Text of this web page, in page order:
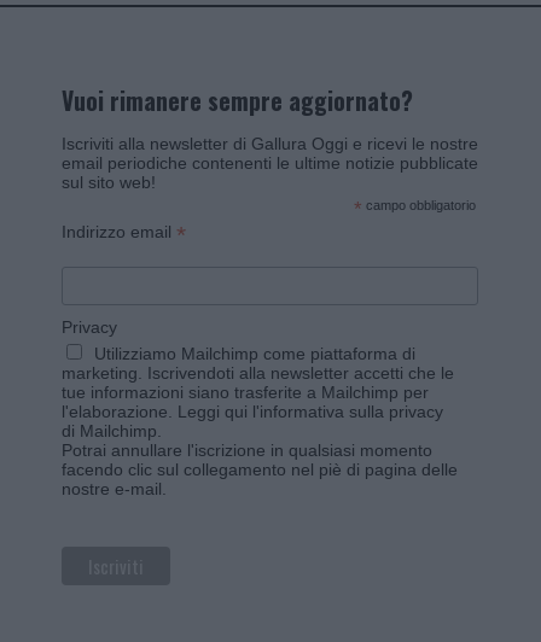
Vuoi rimanere sempre aggiornato?
Iscriviti alla newsletter di Gallura Oggi e ricevi le nostre
email periodiche contenenti le ultime notizie pubblicate
sul sito web!
* campo obbligatorio
Indirizzo email *
Privacy
Utilizziamo Mailchimp come piattaforma di
marketing. Iscrivendoti alla newsletter accetti che le
tue informazioni siano trasferite a Mailchimp per
l'elaborazione. Leggi qui l'informativa sulla privacy
di Mailchimp.
Potrai annullare l'iscrizione in qualsiasi momento
facendo clic sul collegamento nel piè di pagina delle
nostre e-mail.